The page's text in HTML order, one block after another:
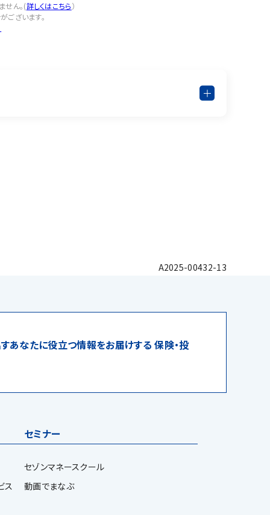
せん。(詳しくはこちら）
ございます。
A2025-00432-13
あなたに役立つ情報をお届けする 保険・投
ス
セミナー
セゾンマネースクール
動画でまなぶ